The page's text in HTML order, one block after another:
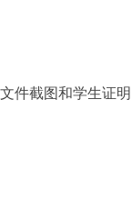
件截图和学生证